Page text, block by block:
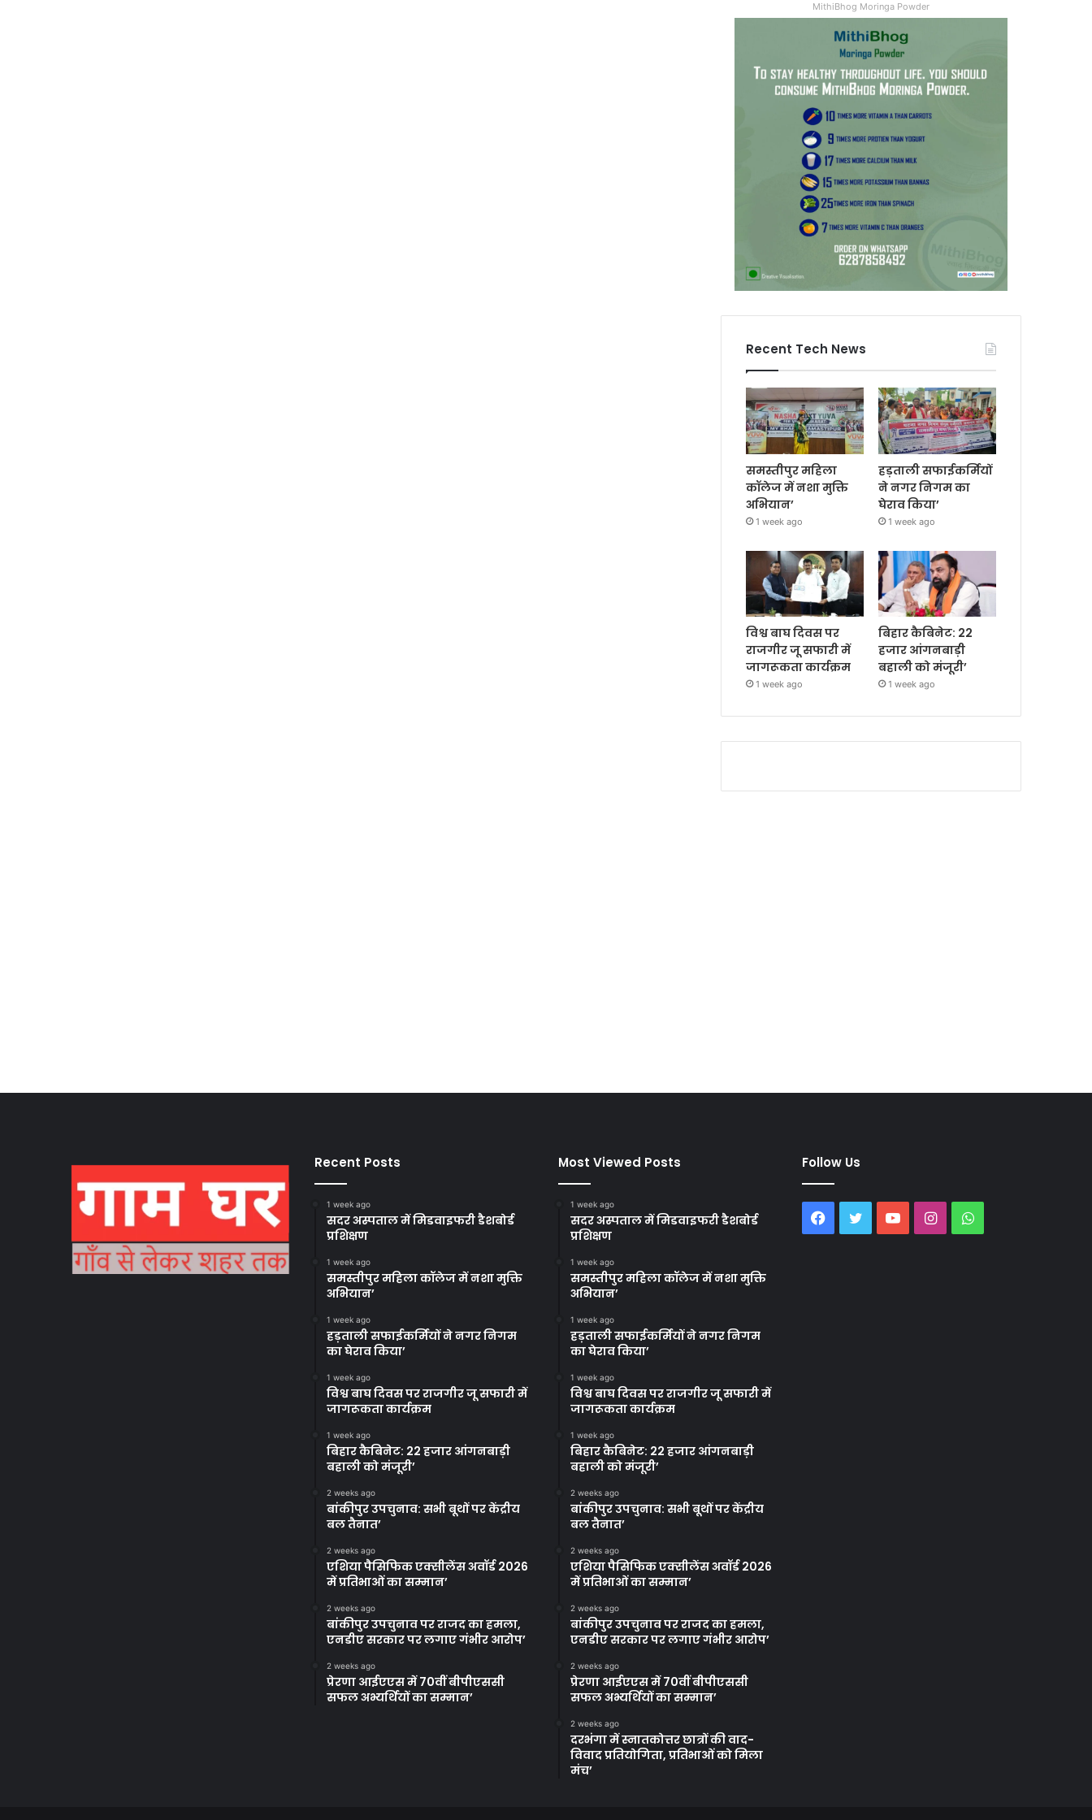
MithiBhog Moringa Powder
Recent Tech News
समस्तीपुर महिला
कॉलेज में नशा मुक्ति
अभियान’
1 week ago
हड़ताली सफाईकर्मियों
ने नगर निगम का
घेराव किया’
1 week ago
विश्व बाघ दिवस पर
राजगीर जू सफारी में
जागरूकता कार्यक्रम
1 week ago
बिहार कैबिनेट: 22
हजार आंगनबाड़ी
बहाली को मंजूरी’
1 week ago
Recent Posts
1 week ago
सदर अस्पताल में मिडवाइफरी डैशबोर्ड
प्रशिक्षण
1 week ago
समस्तीपुर महिला कॉलेज में नशा मुक्ति
अभियान’
1 week ago
हड़ताली सफाईकर्मियों ने नगर निगम
का घेराव किया’
1 week ago
विश्व बाघ दिवस पर राजगीर जू सफारी में
जागरूकता कार्यक्रम
1 week ago
बिहार कैबिनेट: 22 हजार आंगनबाड़ी
बहाली को मंजूरी’
2 weeks ago
बांकीपुर उपचुनाव: सभी बूथों पर केंद्रीय
बल तैनात’
2 weeks ago
एशिया पैसिफिक एक्सीलेंस अवॉर्ड 2026
में प्रतिभाओं का सम्मान’
2 weeks ago
बांकीपुर उपचुनाव पर राजद का हमला,
एनडीए सरकार पर लगाए गंभीर आरोप’
2 weeks ago
प्रेरणा आईएएस में 70वीं बीपीएससी
सफल अभ्यर्थियों का सम्मान’
Most Viewed Posts
1 week ago
सदर अस्पताल में मिडवाइफरी डैशबोर्ड
प्रशिक्षण
1 week ago
समस्तीपुर महिला कॉलेज में नशा मुक्ति
अभियान’
1 week ago
हड़ताली सफाईकर्मियों ने नगर निगम
का घेराव किया’
1 week ago
विश्व बाघ दिवस पर राजगीर जू सफारी में
जागरूकता कार्यक्रम
1 week ago
बिहार कैबिनेट: 22 हजार आंगनबाड़ी
बहाली को मंजूरी’
2 weeks ago
बांकीपुर उपचुनाव: सभी बूथों पर केंद्रीय
बल तैनात’
2 weeks ago
एशिया पैसिफिक एक्सीलेंस अवॉर्ड 2026
में प्रतिभाओं का सम्मान’
2 weeks ago
बांकीपुर उपचुनाव पर राजद का हमला,
एनडीए सरकार पर लगाए गंभीर आरोप’
2 weeks ago
प्रेरणा आईएएस में 70वीं बीपीएससी
सफल अभ्यर्थियों का सम्मान’
2 weeks ago
दरभंगा में स्नातकोत्तर छात्रों की वाद-
विवाद प्रतियोगिता, प्रतिभाओं को मिला
मंच’
Follow Us
Facebook
TwitterYouTubeInstagramWhatsApp